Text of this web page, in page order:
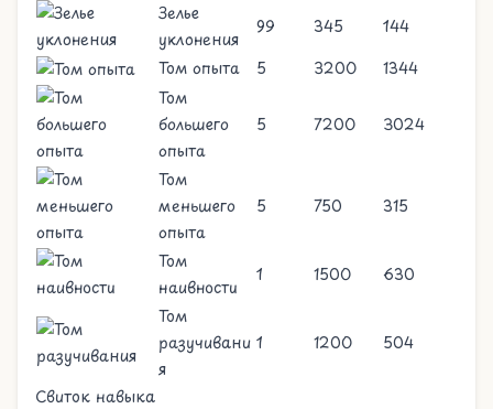
Зелье
уклонения
99 345
144
Том опыта
5 3200
1344
Том
большего
опыта
5 7200 3024
Том
меньшего
опыта
5 750 315
Том
наивности
1 1500
630
Том
разучивани
я
1 1200 504
Свиток навыка